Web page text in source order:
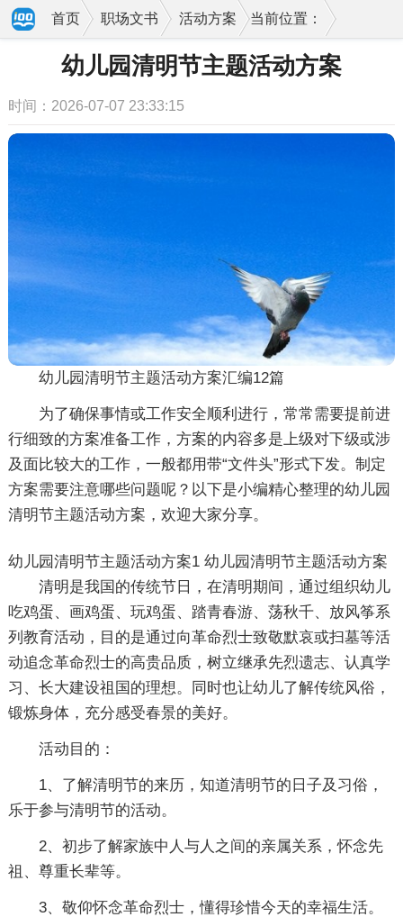
当前位置：
首页 职场文书 活动方案
幼儿园清明节主题活动方案
时间：2026-07-07 23:33:15
幼儿园清明节主题活动方案汇编12篇
为了确保事情或工作安全顺利进行，常常需要提前进
行细致的方案准备工作，方案的内容多是上级对下级或涉
及面比较大的工作，一般都用带“文件头”形式下发。制定
方案需要注意哪些问题呢？以下是小编精心整理的幼儿园
清明节主题活动方案，欢迎大家分享。
幼儿园清明节主题活动方案1
清明是我国的传统节日，在清明期间，通过组织幼儿
吃鸡蛋、画鸡蛋、玩鸡蛋、踏青春游、荡秋千、放风筝系
列教育活动，目的是通过向革命烈士致敬默哀或扫墓等活
动追念革命烈士的高贵品质，树立继承先烈遗志、认真学
习、长大建设祖国的理想。同时也让幼儿了解传统风俗，
锻炼身体，充分感受春景的美好。
活动目的：
1、了解清明节的来历，知道清明节的日子及习俗，
乐于参与清明节的活动。
2、初步了解家族中人与人之间的亲属关系，怀念先
祖、尊重长辈等。
3、敬仰怀念革命烈士，懂得珍惜今天的幸福生活。
幼儿园清明节主题活动方案